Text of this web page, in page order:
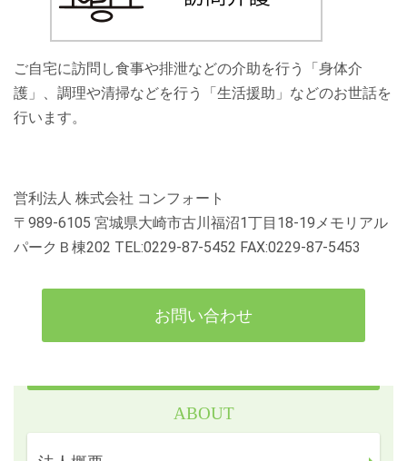
ご自宅に訪問し食事や排泄などの介助を行う「身体介
護」、調理や清掃などを行う「生活援助」などのお世話を
行います。
営利法人 株式会社 コンフォート
〒989-6105 宮城県大崎市古川福沼1丁目18-19メモリアル
パークＢ棟202 TEL:0229-87-5452 FAX:0229-87-5453
お問い合わせ
ABOUT